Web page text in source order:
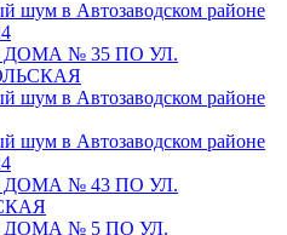
шум в Автозаводском районе
№ 35 ПО УЛ.
шум в Автозаводском районе
шум в Автозаводском районе
№ 43 ПО УЛ.
№ 5 ПО УЛ.